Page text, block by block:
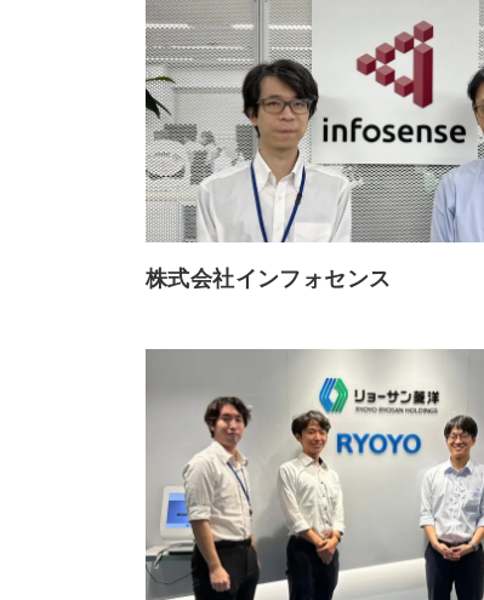
株式会社インフォセンス